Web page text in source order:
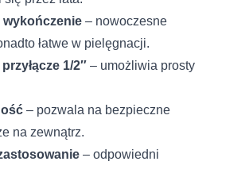
– nowoczesne
łatwe w pielęgnacji.
1/2″ – umożliwia prosty
– pozwala na bezpieczne
na zewnątrz.
– odpowiedni